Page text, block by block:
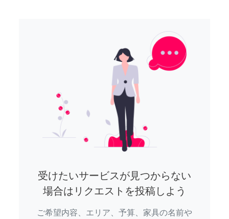
受けたいサービスが見つからない
場合はリクエストを投稿しよう
ご希望内容、エリア、予算、家具の名前や